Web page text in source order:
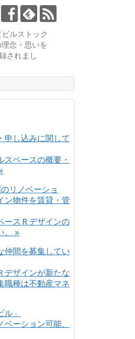
ルストック
念・思いを
されまし
ペースの概要・
ースＲデザインの
。 »
デザインが新たな
職種は不動産マネ
ーション可能、